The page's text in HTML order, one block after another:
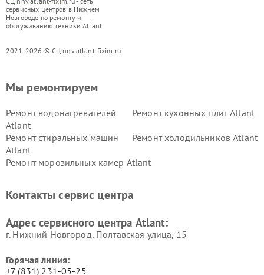
сервисных центров в Нижнем
Новгороде по ремонту и
обслуживанию техники Atlant
2021-2026 © СЦ nnv.atlant-fixim.ru
Мы ремонтируем
Ремонт водонагревателей
Atlant
Ремонт кухонных плит Atlant
Ремонт стиральных машин
Atlant
Ремонт холодильников Atlant
Ремонт морозильных камер Atlant
Контакты сервис центра
Адрес сервисного центра Atlant:
г. Нижний Новгород, Полтавская улица, 15
Горячая линия:
+7 (831) 231-05-25